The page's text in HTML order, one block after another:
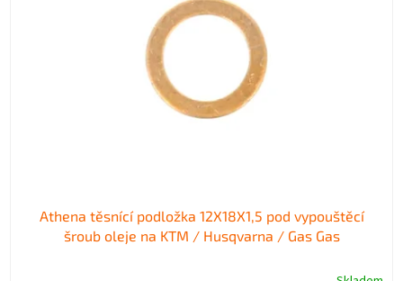
Athena těsnící podložka 12X18X1,5 pod vypouštěcí
šroub oleje na KTM / Husqvarna / Gas Gas